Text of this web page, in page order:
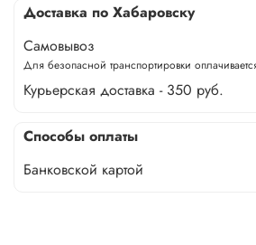
Доставка по Хабаровску
Самовывоз
Для безопасной транспортировки
Курьерская доставка - 350 руб.
Способы оплаты
Банковской картой